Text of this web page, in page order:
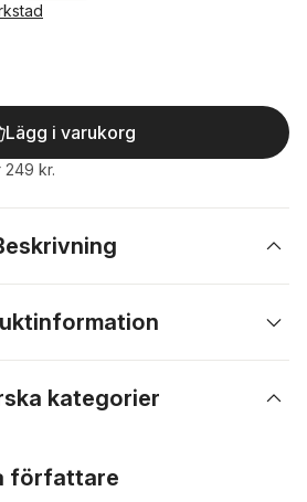
röster:
Lägg i varukorg
249 kr.
kategorier
författare